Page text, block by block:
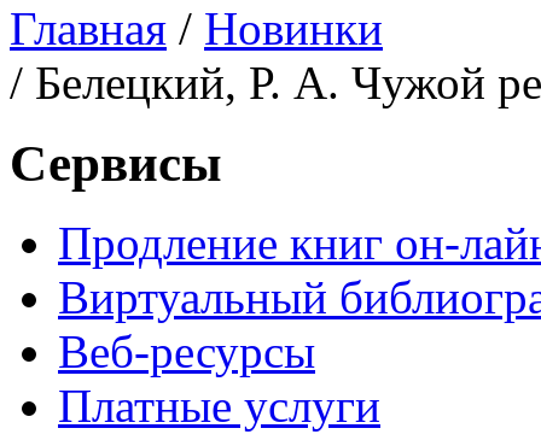
Главная / Новинки
/ Белецкий, Р. А. Чужой
Сервисы
Продление книг он-
Виртуальный
Веб-ресурсы
Платные услуги